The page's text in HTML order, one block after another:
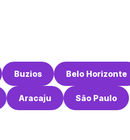
Buzios Belo Horizonte
Aracaju São Paulo